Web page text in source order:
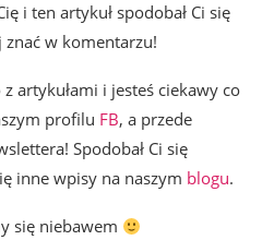
i ten artykuł spodobał Ci się
w komentarzu!
z artykułami i jesteś ciekawy co
profilu FB, a przede
Spodobał Ci się
inne wpisy na naszym blogu.
się niebawem